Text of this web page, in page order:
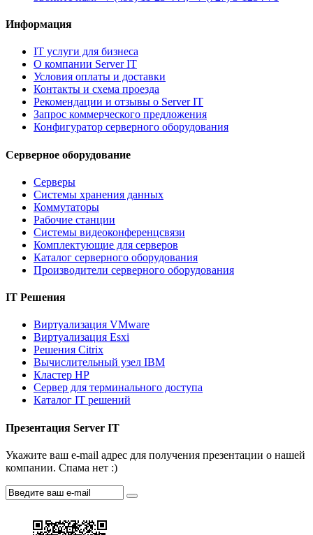
Информация
IT услуги для бизнеса
О компании Server IT
Условия оплаты и доставки
Контакты и схема проезда
Рекомендации и отзывы о Server IT
Запрос коммерческого предложения
Конфигуратор серверного оборудования
Серверное оборудование
Серверы
Системы хранения данных
Коммутаторы
Рабочие станции
Системы видеоконференцсвязи
Комплектующие для серверов
Каталог серверного оборудования
Производители серверного оборудования
IT Решения
Виртуализация VMware
Виртуализация Esxi
Решения Citrix
Вычислительный узел IBM
Кластер HP
Сервер для терминального доступа
Каталог IT решений
Презентация Server IT
Укажите ваш e-mail адрес для получения презентации о нашей
компании. Спама нет :)